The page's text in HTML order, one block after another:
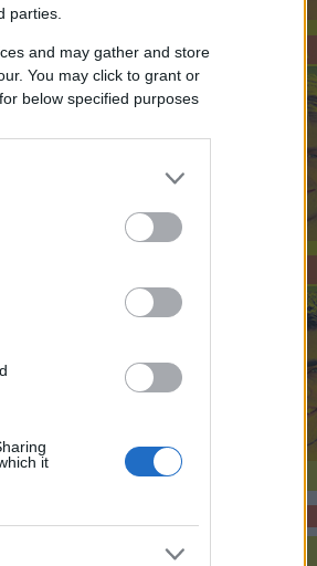
parties.
and may gather and store
You may click to grant or
below specified purposes
it